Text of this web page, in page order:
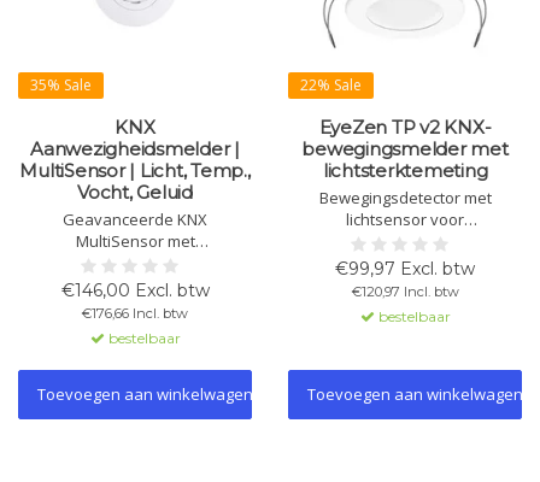
35% Sale
KNX
Aanwezigheidsmelder |
MultiSensor | Licht, Temp.,
Vocht, Geluid
Geavanceerde KNX
MultiSensor met
aanwezigheidsdetectie, licht-,
temperatuur-, vocht- en
geluidssensor. Ideaal voor
energie-efficiënte klimaat- en
verlichtingsregeling in
gebouwen en hotels.
€146,00 Excl. btw
€176,66 Incl. btw
bestelbaar
Toevoegen aan winkelwagen
22% Sale
EyeZen TP v2 KNX-
bewegingsmelder met
lichtsterktemeting
Bewegingsdetector met
lichtsensor voor
plafondinbouw, detectiegebied
van 360° en 6m diameter.
Ondersteunt lichtregeling,
bewegingsdetectie en
master/slave-configuratie.
€99,97 Excl. btw
€120,97 Incl. btw
bestelbaar
Toevoegen aan winkelwagen